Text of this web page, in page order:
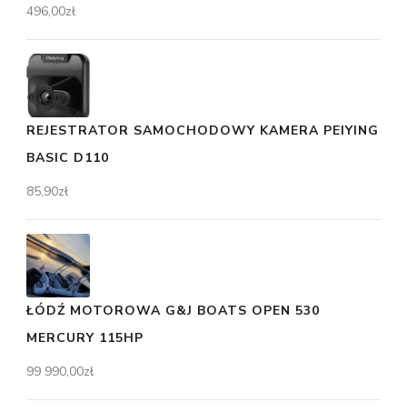
496,00zł
REJESTRATOR SAMOCHODOWY KAMERA PEIYING
BASIC D110
85,90zł
ŁÓDŹ MOTOROWA G&J BOATS OPEN 530
MERCURY 115HP
99 990,00zł